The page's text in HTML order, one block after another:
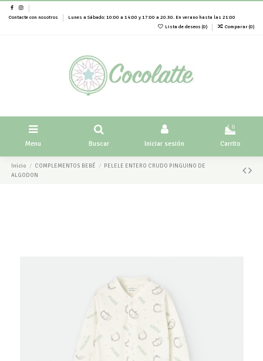
Contacte con nosotros
Lunes a Sábado: 10:00 a 14:00 y 17:00 a 20.30. En verano hasta las 21:00
Lista de deseos (0) Comparar (0)
Menu Buscar Iniciar sesión
0
Carrito
Inicio COMPLEMENTOS BEBÉ
PELELE ENTERO CRUDO PINGUINO DE
ALGODON